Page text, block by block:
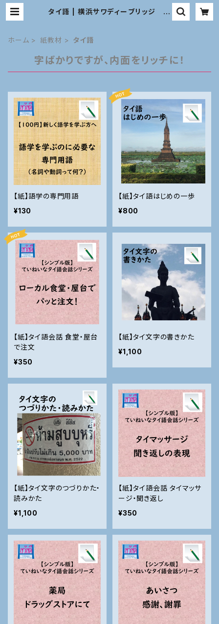
タイ語 | 横浜サワディーブリッジ 教
ホーム 紙教材 タイ語
字ばかりですが、内面をリッチに！
【紙】語学の専門用語
¥130
【紙】タイ語はじめの一歩
¥800
【紙】タイ語会話 食堂・屋台
で注文
¥350
【紙】タイ文字の書きかた
¥1,100
【紙】タイ文字のつづりかた・
読みかた
¥1,100
【紙】タイ語会話 タイマッサ
ージ・聞き返し
¥350